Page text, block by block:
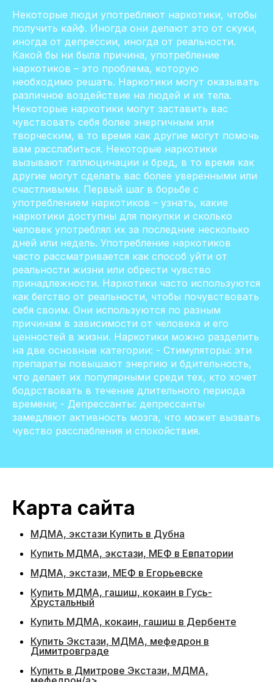
Некоторые люди употребляют наркотики, чтобы
получить кайф. Иногда они делают это от скуки,
иногда от депрессии, иногда от реальности.
Какой бы ни была причина, употребление
наркотиков – это проблема, которую
необходимо решать. Наркотики могут оказывать
различное воздействие на людей и их тела.
Некоторые наркотики могут заставить вас
чувствовать себя более энергичным или
творческим, в то время как другие могут помочь
вам расслабиться. Некоторые наркотики
вызывают галлюцинации и бред, в то время как
другие могут сделать вас более уверенными или
счастливыми. Первый шаг в борьбе с
употреблением наркотиков – узнать, какие
наркотики доступны для покупки и сколько
человек употреблял их за последние несколько
дней или недель. Употребление наркотиков
часто рассматривается как способ уйти от
реальности жизни или обрести чувство
принадлежности. Наркотики часто используются
как бегство от реальности, чтобы почувствовать
себя своим. Они используются по разным
причинам в зависимости от человека и его
ценностей в жизни. Наркотики можно разделить
на две основные категории: - Стимуляторы: эти
препараты повышают энергию и бдительность,
что делает их популярными среди тех, кто хочет
бодрствовать в течение длительного периода
времени; - Депрессанты: депрессанты
замедляют активность мозга, что может вызвать
чувство расслабления и спокойствия.
Карта сайта
МДМА, экстази Купить в Дубна
Купить МДМА, экстази, МЕФ в Евпатории
МДМА, экстази, МЕФ в Егорьевске
Купить МДМА, гашиш, кокаин в Гусь-
Хрустальный
Купить МДМА, кокаин, гашиш в Дербенте
Купить Экстази, МДМА, мефедрон в
Димитровграде
Купить в Дмитрове Экстази, МДМА,